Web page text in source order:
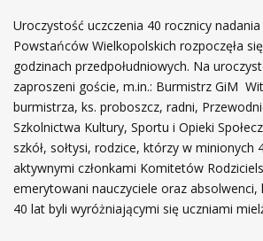
Uroczystość uczczenia 40 rocznicy
Powstańców Wielkopolskich rozpoczęła
godzinach przedpołudniowych. Na
zaproszeni goście, m.in.: Burmistrz GiM
burmistrza, ks. proboszcz, radni,
Szkolnictwa Kultury, Sportu i Opieki
szkół, sołtysi, rodzice, którzy w minionych
aktywnymi członkami Komitetów
emerytowani nauczyciele oraz absolwenci,
40 lat byli wyróżniającymi się uczniami